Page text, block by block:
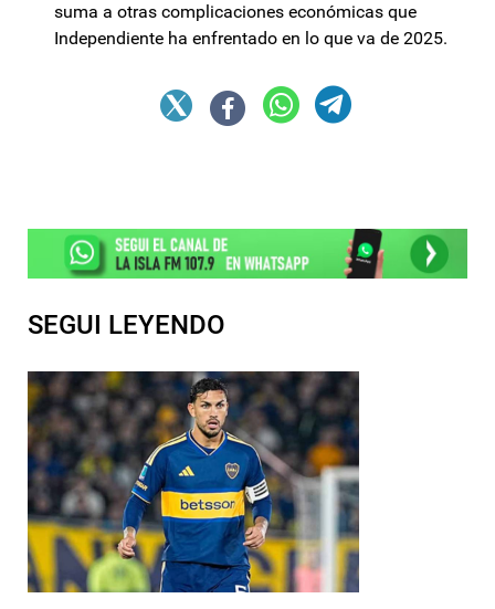
suma a otras complicaciones económicas que
Independiente ha enfrentado en lo que va de 2025.
SEGUI LEYENDO